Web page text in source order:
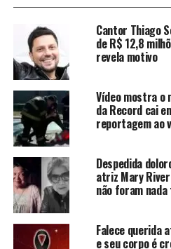
O advogado da família, Ugur
aconteceu com a mãe da atriz.
estômago antes de entrar no
médico”,afirmou ele. Apesar
permanecer no velório para se
O pai da atriz, Vural Írten,
presentes ao ajudar a carregar
despedida. Amigos, colegas de
acompanharam o enterro e
artista, que foi encontrada
segunda-feira (15), um dia
Causa da morte
Cantor Thiago
de R$ 12,8
revela motivo
Vídeo mostra o
da Record cai
reportagem ao
Despedida
atriz Mary
não foram
Falece querida
e seu corpo é